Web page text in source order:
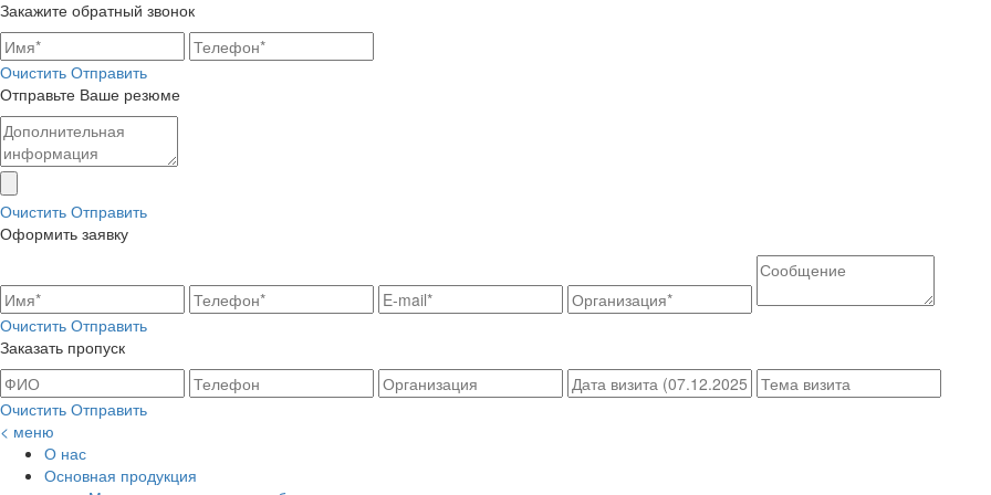
Закажите обратный звонок
Очистить Отправить
Отправьте Ваше резюме
Очистить Отправить
Оформить заявку
Очистить Отправить
Заказать пропуск
Очистить Отправить
< меню
О нас
Основная продукция